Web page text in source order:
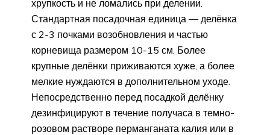
хрупкость и не ломались при делении.
Стандартная посадочная единица — делёнка
с 2-3 почками возобновления и частью
корневища размером 10-15 см. Более
крупные делёнки приживаются хуже, а более
мелкие нуждаются в дополнительном уходе.
Непосредственно перед посадкой делёнку
дезинфицируют в течение получаса в темно-
розовом растворе перманганата калия или в